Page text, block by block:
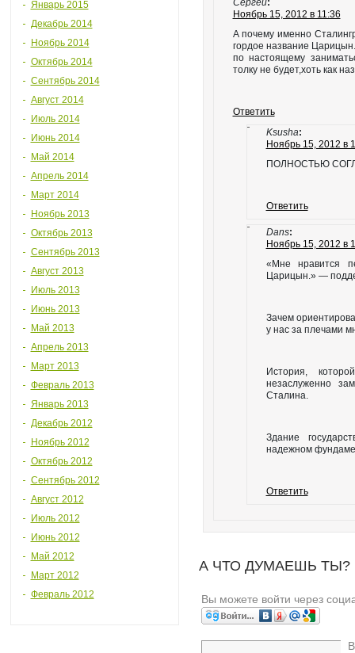
Январь 2015
Декабрь 2014
Ноябрь 2014
Октябрь 2014
Сентябрь 2014
Август 2014
Июль 2014
Июнь 2014
Май 2014
Апрель 2014
Март 2014
Ноябрь 2013
Октябрь 2013
Сентябрь 2013
Август 2013
Июль 2013
Июнь 2013
Май 2013
Апрель 2013
Март 2013
Февраль 2013
Январь 2013
Декабрь 2012
Ноябрь 2012
Октябрь 2012
Сентябрь 2012
Август 2012
Июль 2012
Июнь 2012
Май 2012
Март 2012
Февраль 2012
Сергей:
Ноябрь 15, 2012 в 11:36
А почему именно
гордое название
по настоящему
толку не будет,хоть как
Ответить
Ksusha:
Ноябрь 15, 2012 в
ПОЛНОСТЬЮ
Ответить
Dans:
Ноябрь 15, 2012 в
«Мне нравится
Царицын.» —
Зачем
у нас за плечами
История,
незаслуженно
Сталина.
Здание
надежном
Ответить
А ЧТО ДУМАЕШЬ
Вы можете войти через